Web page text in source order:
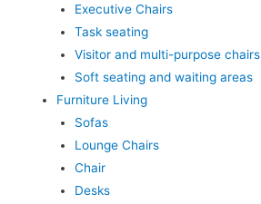
Executive Chairs
Task seating
Visitor and multi-purpose chairs
Soft seating and waiting areas
Furniture Living
Sofas
Lounge Chairs
Chair
Desks